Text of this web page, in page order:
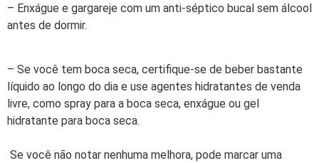
– Enxágue e gargareje com um anti-séptico bucal sem álcool
antes de dormir.
– Se você tem boca seca, certifique-se de beber bastante
líquido ao longo do dia e use agentes hidratantes de venda
livre, como spray para a boca seca, enxágue ou gel
hidratante para boca seca.
Se você não notar nenhuma melhora, pode marcar uma